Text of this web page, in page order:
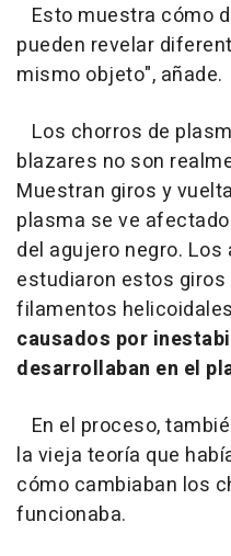
Esto muestra cómo
pueden revelar
mismo objeto", añade.
Los chorros de
blazares no son
Muestran giros y
plasma se ve
del agujero negro.
estudiaron estos giros
filamentos
causados por
desarrollaban en el
En el proceso,
la vieja teoría que
cómo cambiaban los
funcionaba.